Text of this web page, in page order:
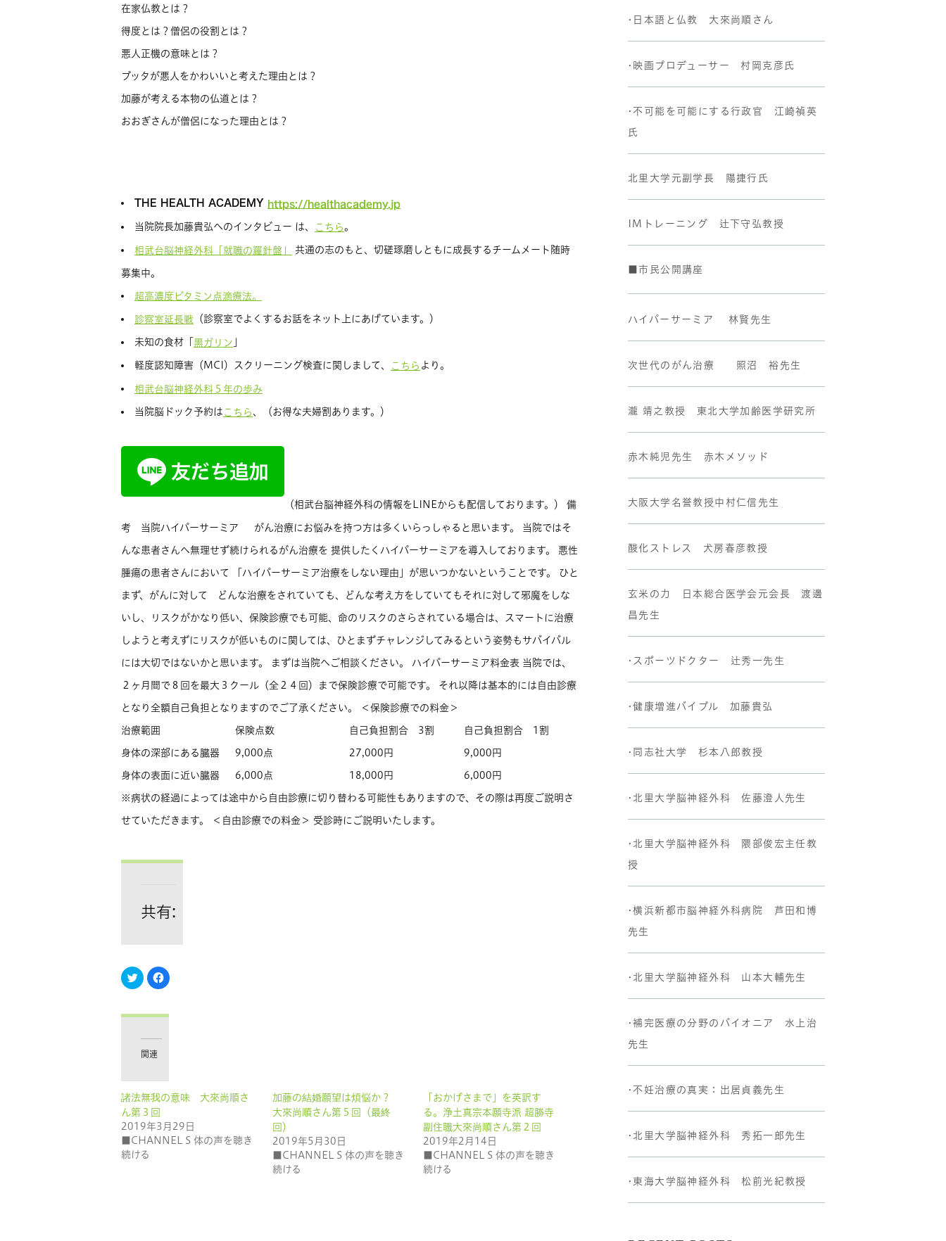
在家仏教とは？
得度とは？僧侶の役割とは？
悪人正機の意味とは？
ブッタが悪人をかわいいと考えた理由とは？
加藤が考える本物の仏道とは？
おおぎさんが僧侶になった理由とは？
THE HEALTH ACADEMY https://healthacademy.jp
当院院長加藤貴弘へのインタビュー は、 こちら 。
相武台脳神経外科「就職の羅針盤」 共通の志のもと、切磋琢磨しともに成長するチームメート随時
募集中。
超高濃度ビタミン点滴療法。
診察室延長戦 （診察室でよくするお話をネット上にあげています。）
未知の食材「 黒ガリン
軽度認知障害（MCI）スクリーニング検査に関しまして、 こちら より。
相武台脳神経外科５年の歩み
当院脳ドック予約は こちら、（お得な夫婦割あります。）
（相武台脳神経外科の情報をLINEからも配信しております。） 備
考 当院ハイパーサーミア がん治療にお悩みを持つ方は多くいらっしゃると思います。 当院ではそ
んな患者さんへ無理せず続けられるがん治療を 提供したくハイパーサーミアを導入しております。 悪性
腫瘍の患者さんにおいて 「ハイパーサーミア治療をしない理由」が思いつかないということです。 ひと
まず、がんに対して どんな治療をされていても、どんな考え方をしていてもそれに対して邪魔をしな
いし、リスクがかなり低い、保険診療でも可能、命のリスクのさらされている場合は、スマートに治療
しようと考えずにリスクが低いものに関しては、ひとまずチャレンジしてみるという姿勢もサバイバル
には大切ではないかと思います。 まずは当院へご相談ください。 ハイパーサーミア料金表 当院では、
２ヶ月間で８回を最大３クール（全２４回）まで保険診療で可能です。 それ以降は基本的には自由診療
となり全額自己負担となりますのでご了承ください。 ＜保険診療での料金＞
治療範囲 保険点数 自己負担割合 3割 自己負担割合 1割
身体の深部にある臓器 9,000点 27,000円 9,000円
身体の表面に近い臓器 6,000点 18,000円 6,000円
※病状の経過によっては途中から自由診療に切り替わる可能性もありますので、その際は再度ご説明さ
せていただきます。 ＜自由診療での料金＞ 受診時にご説明いたします。
共有:
ク
リ
て
共
有
(新
ィ
ン
ド
ウ
で
開
き
ま
す)
Facebook
で
る
く
だ
(新
し
い
関連
諸法無我の意味 大來尚順さ
ん第３回
2019年3月29日
■CHANNEL S 体の声を聴き
続ける
加藤の結婚願望は煩悩か？
大來尚順さん第５回（最終
回）
2019年5月30日
■CHANNEL S 体の声を聴き
続ける
「おかげさまで」を英訳す
る。浄土真宗本願寺派 超勝寺
副住職大來尚順さん第２回
2019年2月14日
■CHANNEL S 体の声を聴き
続ける
•日本語と仏教 大來尚順さん
•映画プロデューサー 村岡克彦氏
•不可能を可能にする行政官 江崎禎英
氏
北里大学元副学長 陽捷行氏
IMトレーニング 辻下守弘教授
■市民公開講座
ハイパーサーミア 林賢先生
次世代のがん治療 照沼 裕先生
瀧 靖之教授 東北大学加齢医学研究所
赤木純児先生 赤木メソッド
大阪大学名誉教授中村仁信先生
酸化ストレス 犬房春彦教授
玄米の力 日本総合医学会元会長 渡邊
昌先生
•スポーツドクター 辻秀一先生
•健康増進バイブル 加藤貴弘
•同志社大学 杉本八郎教授
•北里大学脳神経外科 佐藤澄人先生
•北里大学脳神経外科 隈部俊宏主任教
授
•横浜新都市脳神経外科病院 芦田和博
先生
•北里大学脳神経外科 山本大輔先生
•補完医療の分野のパイオニア 水上治
先生
•不妊治療の真実：出居貞義先生
•北里大学脳神経外科 秀拓一郎先生
•東海大学脳神経外科 松前光紀教授